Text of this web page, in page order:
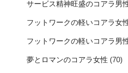
サービス精神旺盛のコアラ男
フットワークの軽いコアラ女
フットワークの軽いコアラ男
夢とロマンのコアラ女性 (70)